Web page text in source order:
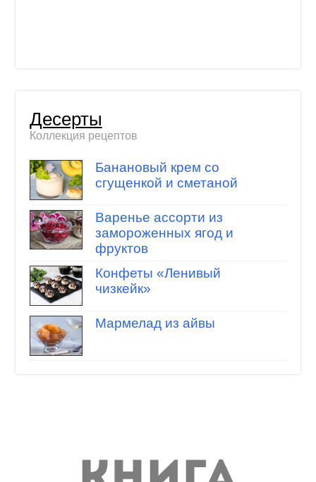
Десерты
Коллекция рецептов
Банановый крем со
сгущенкой и сметаной
Варенье ассорти из
замороженных ягод и
фруктов
Конфеты «Ленивый
чизкейк»
Мармелад из айвы